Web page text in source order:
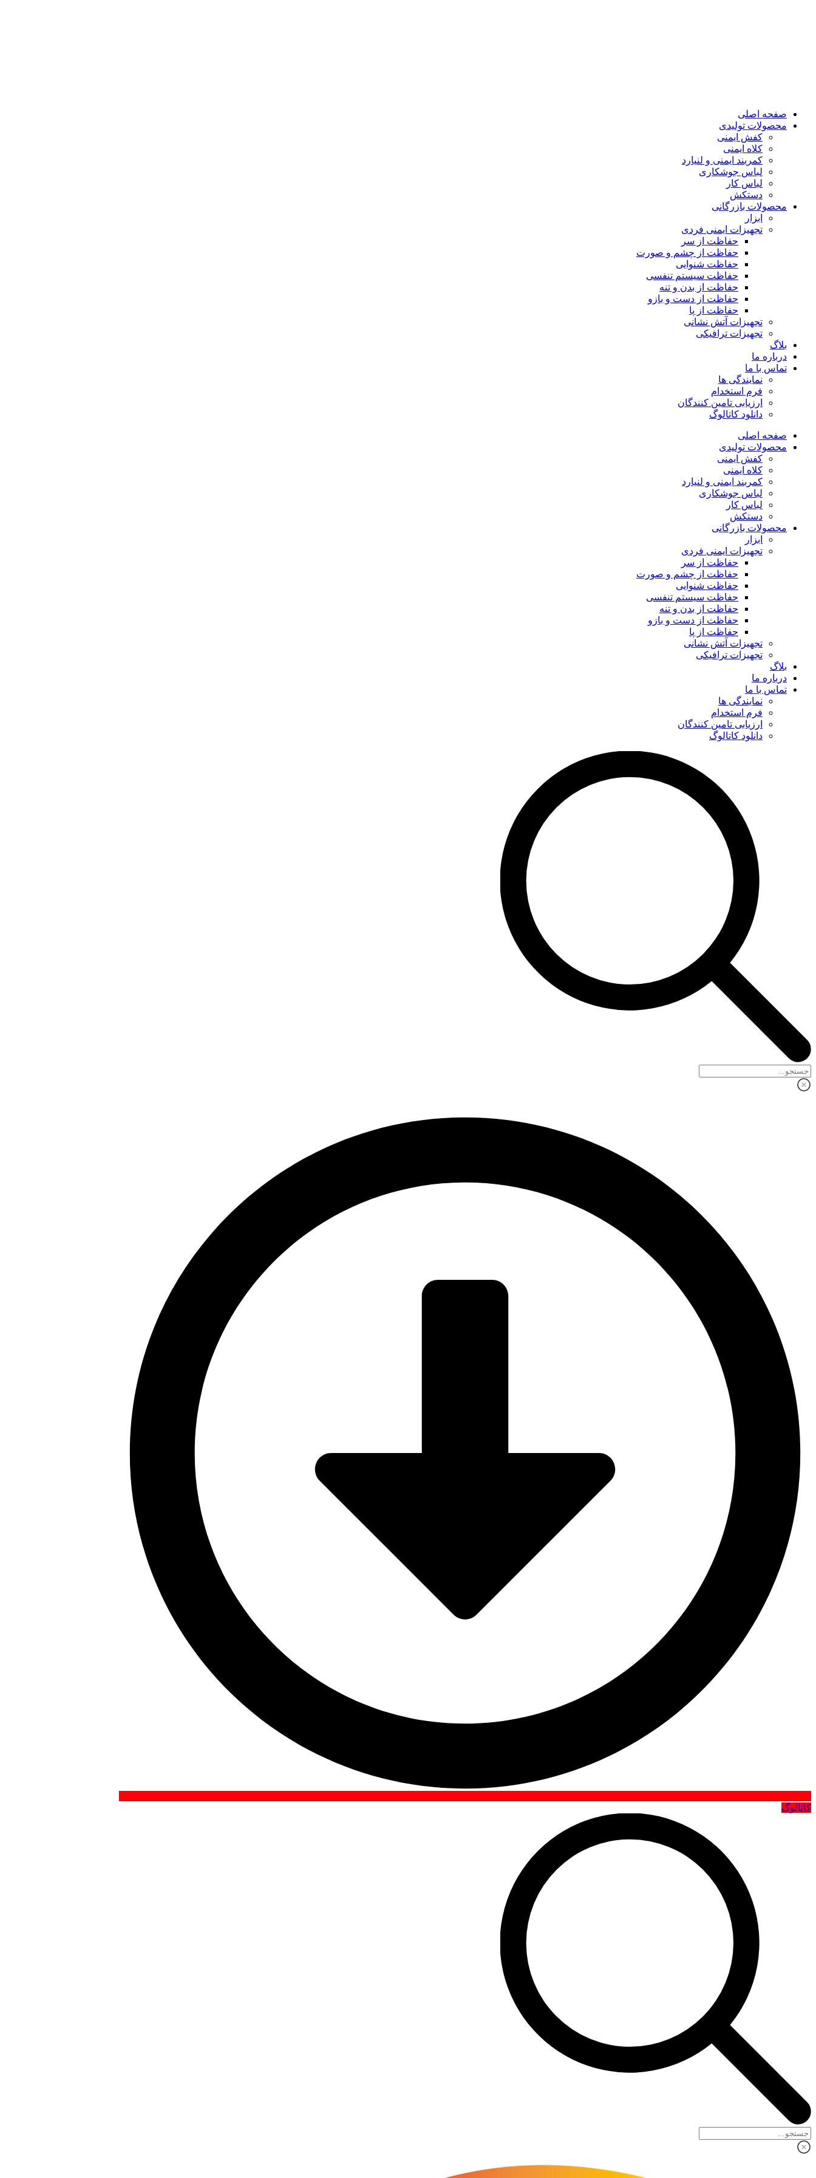
صفحه اصلی
محصولات تولیدی
کفش ایمنی
کلاه ایمنی
کمربند ایمنی و لنیارد
لباس جوشکاری
لباس کار
دستکش
محصولات بازرگانی
ابزار
تجهیزات ایمنی فردی
حفاظت از سر
حفاظت از چشم و صورت
حفاظت شنوایی
حفاظت سیستم تنفسی
حفاظت از بدن و تنه
حفاظت از دست و بازو
حفاظت از پا
تجهیزات آتش نشانی
تجهیزات ترافیکی
بلاگ
درباره ما
تماس با ما
نمایندگی ها
فرم استخدام
ارزیابی تامین کنندگان
دانلود کاتالوگ
صفحه اصلی
محصولات تولیدی
کفش ایمنی
کلاه ایمنی
کمربند ایمنی و لنیارد
لباس جوشکاری
لباس کار
دستکش
محصولات بازرگانی
ابزار
تجهیزات ایمنی فردی
حفاظت از سر
حفاظت از چشم و صورت
حفاظت شنوایی
حفاظت سیستم تنفسی
حفاظت از بدن و تنه
حفاظت از دست و بازو
حفاظت از پا
تجهیزات آتش نشانی
تجهیزات ترافیکی
بلاگ
درباره ما
تماس با ما
نمایندگی ها
فرم استخدام
ارزیابی تامین کنندگان
دانلود کاتالوگ
کاتالوگ